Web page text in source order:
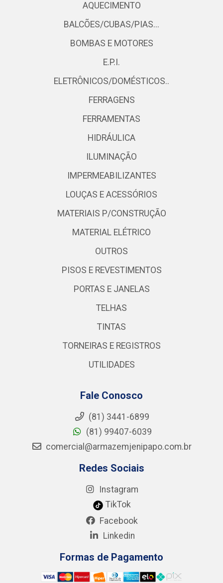
AQUECIMENTO
BALCÕES/CUBAS/PIAS...
BOMBAS E MOTORES
E.P.I.
ELETRÔNICOS/DOMÉSTICOS..
FERRAGENS
FERRAMENTAS
HIDRÁULICA
ILUMINAÇÃO
IMPERMEABILIZANTES
LOUÇAS E ACESSÓRIOS
MATERIAIS P/CONSTRUÇÃO
MATERIAL ELÉTRICO
OUTROS
PISOS E REVESTIMENTOS
PORTAS E JANELAS
TELHAS
TINTAS
TORNEIRAS E REGISTROS
UTILIDADES
Fale Conosco
(81) 3441-6899
(81) 99407-6039
comercial@armazemjenipapo.com.br
Redes Sociais
Instagram
TikTok
Facebook
Linkedin
Formas de Pagamento